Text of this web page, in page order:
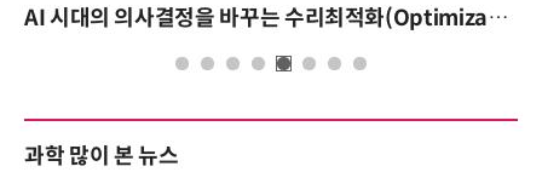
AI 시대의 의사결정을 바꾸는 수리최적화(Optimization): 실제 산업 적용 사례와 활용 전략
과학 많이 본 뉴스